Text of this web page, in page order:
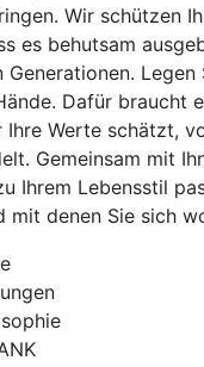
Wir schützen
es behutsam
Generationen. Legen
Dafür braucht
Ihre Werte schätzt,
Gemeinsam mit
Ihrem Lebensstil
mit denen Sie sich